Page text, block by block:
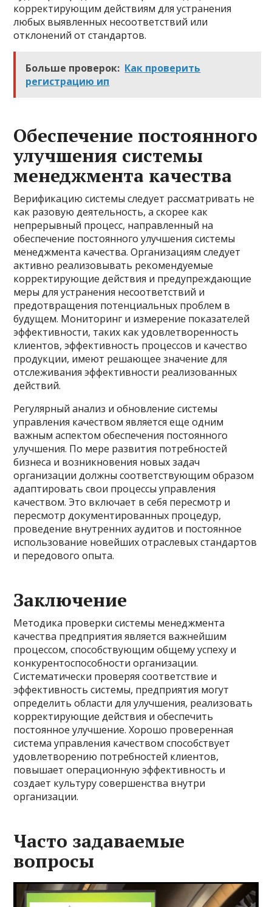
корректирующим действиям для устранения
любых выявленных несоответствий или
отклонений от стандартов.
Больше проверок: Как проверить
регистрацию ип
Обеспечение постоянного
улучшения системы
менеджмента качества
Верификацию системы следует рассматривать не
как разовую деятельность, а скорее как
непрерывный процесс, направленный на
обеспечение постоянного улучшения системы
менеджмента качества. Организациям следует
активно реализовывать рекомендуемые
корректирующие действия и предупреждающие
меры для устранения несоответствий и
предотвращения потенциальных проблем в
будущем. Мониторинг и измерение показателей
эффективности, таких как удовлетворенность
клиентов, эффективность процессов и качество
продукции, имеют решающее значение для
отслеживания эффективности реализованных
действий.
Регулярный анализ и обновление системы
управления качеством является еще одним
важным аспектом обеспечения постоянного
улучшения. По мере развития потребностей
бизнеса и возникновения новых задач
организации должны соответствующим образом
адаптировать свои процессы управления
качеством. Это включает в себя пересмотр и
пересмотр документированных процедур,
проведение внутренних аудитов и постоянное
использование новейших отраслевых стандартов
и передового опыта.
Заключение
Методика проверки системы менеджмента
качества предприятия является важнейшим
процессом, способствующим общему успеху и
конкурентоспособности организации.
Систематически проверяя соответствие и
эффективность системы, предприятия могут
определить области для улучшения, реализовать
корректирующие действия и обеспечить
постоянное улучшение. Хорошо проверенная
система управления качеством способствует
удовлетворению потребностей клиентов,
повышает операционную эффективность и
создает культуру совершенства внутри
организации.
Часто задаваемые
вопросы